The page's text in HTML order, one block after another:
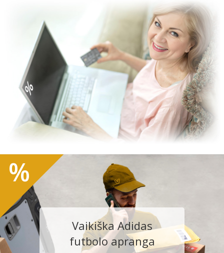
Vaikiška Adidas
futbolo apranga
%